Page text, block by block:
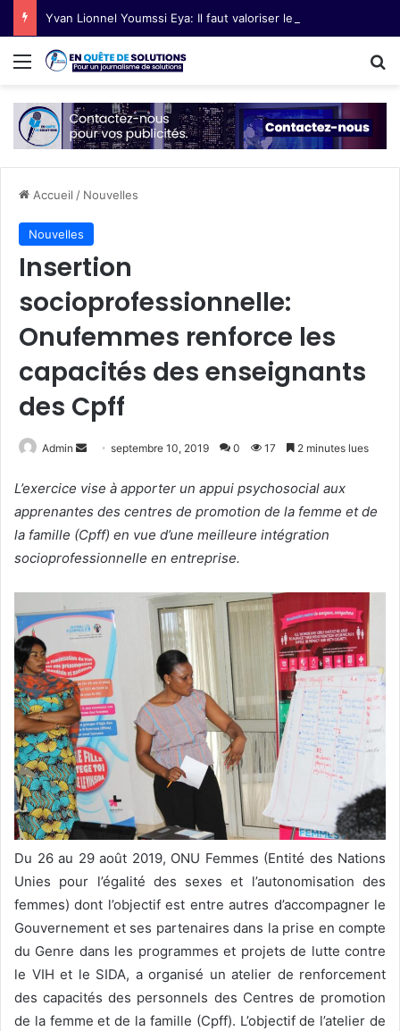
Menu
Accueil / Nouvelles
Nouvelles
Insertion
socioprofessionnelle:
Onufemmes renforce les
capacités des enseignants
des Cpff
Admin
v
o
y
e
n
c
o
u
r
r
i
e
l
septembre 10, 2019 0 17 2 minutes lues
L’exercice vise à apporter un appui psychosocial aux
apprenantes des centres de promotion de la femme et de
la famille (Cpff) en vue d’une meilleure intégration
socioprofessionnelle en entreprise.
Du 26 au 29 août 2019, ONU Femmes (Entité des Nations
Unies pour l’égalité des sexes et l’autonomisation des
femmes) dont l’objectif est entre autres d’accompagner le
Gouvernement et ses partenaires dans la prise en compte
du Genre dans les programmes et projets de lutte contre
le VIH et le SIDA, a organisé un atelier de renforcement
des capacités des personnels des Centres de promotion
de la femme et de la famille (Cpff). L’objectif de l’atelier de